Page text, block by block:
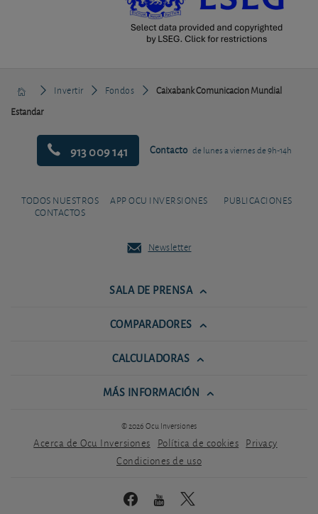
Invertir Fondos
Caixabank Comunicacion Mundial
Estandar
913 009 141 Contacto de lunes a viernes de 9h-14h
TODOS NUESTROS
CONTACTOS
APP OCU INVERSIONES PUBLICACIONES
Newsletter
SALA DE PRENSA
COMPARADORES
CALCULADORAS
MÁS INFORMACIÓN
© 2026 Ocu Inversiones
Acerca de Ocu Inversiones Política de cookies Privacy
Condiciones de uso